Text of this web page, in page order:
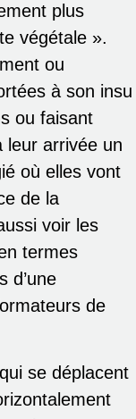
plus
végétale ».
ou
à son insu
ou faisant
leur arrivée un
où elles vont
de la
voir les
termes
d’une
de
se déplacent